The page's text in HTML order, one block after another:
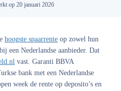
op 20 januari 2026
hoogste spaarrente op zowel hun
een Nederlandse aanbieder. Dat
vast. Garanti BBVA
bank met een Nederlandse
week de rente op deposito’s en